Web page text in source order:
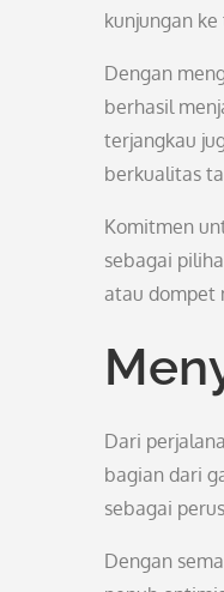
kunjungan
Dengan
berhasil
terjangkau
berkualitas
Komitmen
sebagai
atau dompet
Dari
bagian dari
sebagai
Dengan